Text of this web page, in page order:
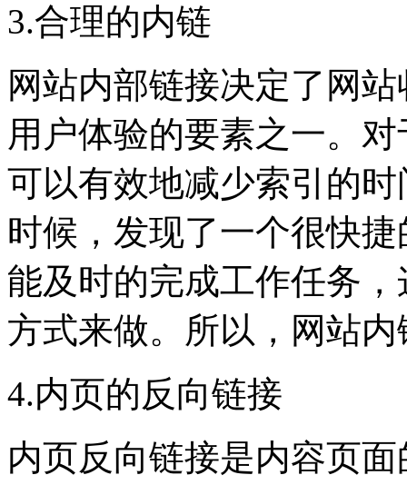
3.合理的内链
网站内部链接决定了网
用户体验的要素之一。
可以有效地减少索引的
时候，发现了一个很快
能及时的完成工作任务
方式来做。所以，网站
4.内页的反向链接
内页反向链接是内容页